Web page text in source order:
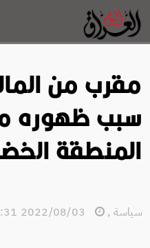
مقرب من
سبب ظهوره
المنطقة
سياسة ,